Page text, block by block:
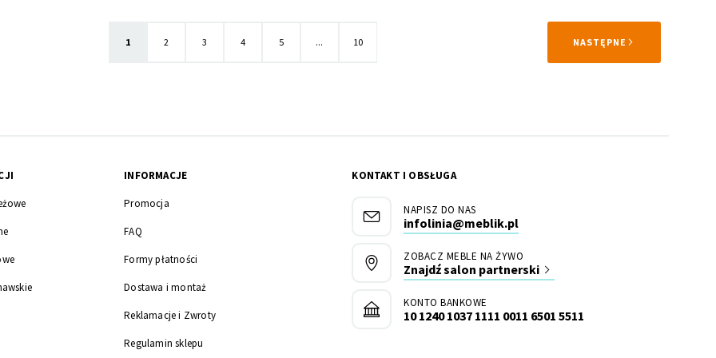
Aktualnie czytasz stronę
1 Strona
2 Strona
3 Strona
4 Strona
5 ... Strona
10 STRONA
NASTĘPNE
INFORMACJE
Promocja
FAQ
Formy płatności
Dostawa i montaż
Reklamacje i Zwroty
Regulamin sklepu
KONTAKT I OBSŁUGA
NAPISZ DO NAS
infolinia@meblik.pl
ZOBACZ MEBLE NA ŻYWO
Znajdź salon partnerski
KONTO BANKOWE
10 1240 1037 1111 0011 6501 5511